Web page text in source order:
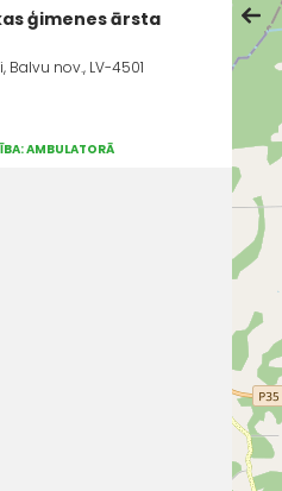
ģimenes ārsta
Balvu nov., LV-4501
AMBULATORĀ